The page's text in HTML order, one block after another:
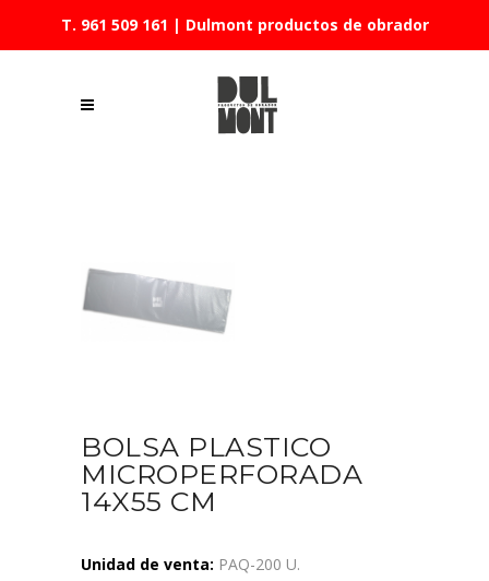
T. 961 509 161 | Dulmont productos de obrador
BOLSA PLASTICO
MICROPERFORADA
14X55 CM
Unidad de venta: PAQ-200 U.